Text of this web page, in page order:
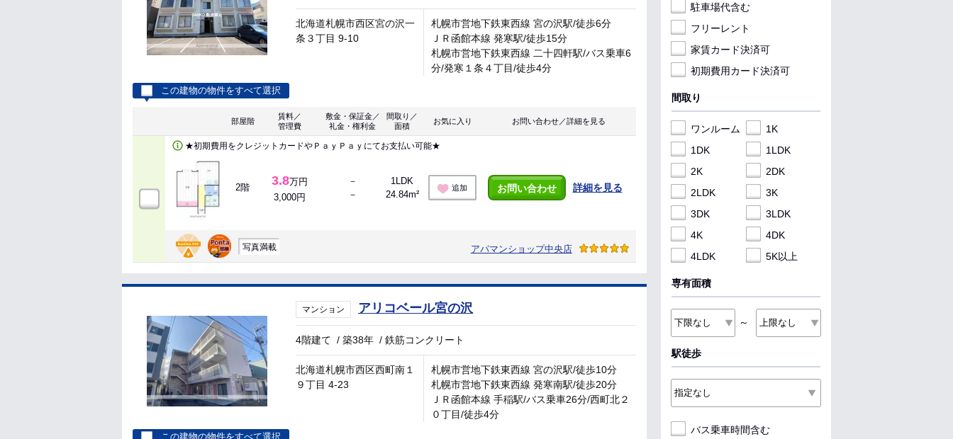
北海道札幌市西区宮の沢一
条３丁目 9-10
札幌市営地下鉄東西線 宮の沢駅/徒歩6分
ＪＲ函館本線 発寒駅/徒歩15分
札幌市営地下鉄東西線 二十四軒駅/バス乗車6
分/発寒１条４丁目/徒歩4分
この建物の物件をすべて選択
部屋階
賃料／
管理費
敷金・保証金／
礼金・権利金
間取り／
面積
お気に入り お問い合わせ／詳細を見る
★初期費用をクレジットカードやＰａｙＰａｙにてお支払い可能★
2階 3.8万円
3,000円
－
－
1LDK
24.84m²
追加 お問い合わせ 詳細を見る
写真満載 アパマンショップ中央店
マンション アリコベール宮の沢
4階建て /築38年 /鉄筋コンクリート
北海道札幌市西区西町南１
９丁目 4-23
札幌市営地下鉄東西線 宮の沢駅/徒歩10分
札幌市営地下鉄東西線 発寒南駅/徒歩20分
ＪＲ函館本線 手稲駅/バス乗車26分/西町北２
０丁目/徒歩4分
この建物の物件をすべて選択
駐車場代含む
フリーレント
家賃カード決済可
初期費用カード決済可
間取り
ワンルーム
1K
1DK
1LDK
2K
2DK
2LDK
3K
3DK
3LDK
4K
4DK
4LDK
5K以上
専有面積
～
駅徒歩
バス乗車時間含む